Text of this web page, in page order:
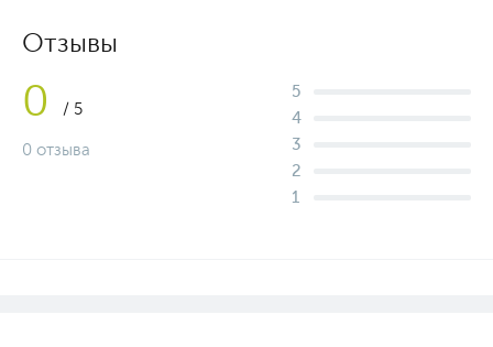
Отзывы
0 / 5
0 отзыва
5
4
3
2
1